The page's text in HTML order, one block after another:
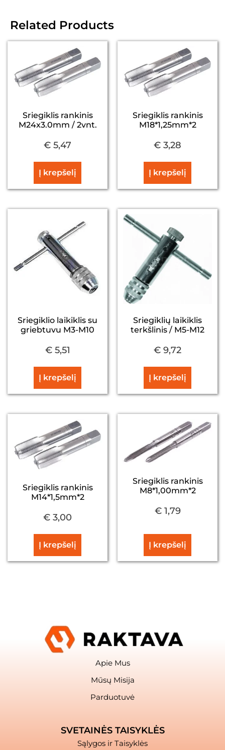
Related Products
Sriegiklis rankinis
M24x3.0mm / 2vnt.
€ 5,47
Į krepšelį
Sriegiklis rankinis
M18*1,25mm*2
€ 3,28
Į krepšelį
Sriegiklio laikiklis su
griebtuvu M3-M10
€5,51
Į krepšelį
Sriegiklių laikiklis
terkšlinis / M5-M12
€ 9,72
Į krepšelį
Sriegiklis rankinis
M14*1,5mm*2
€ 3,00
Į krepšelį
Sriegiklis rankinis
M8*1,00mm*2
€1,79
Į krepšelį
Apie Mus
Mūsų Misija
Parduotuvė
SVETAINĖS TAISYKLĖS
Sąlygos ir Taisyklės